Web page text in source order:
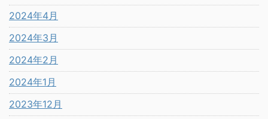
2024年4月
2024年3月
2024年2月
2024年1月
2023年12月